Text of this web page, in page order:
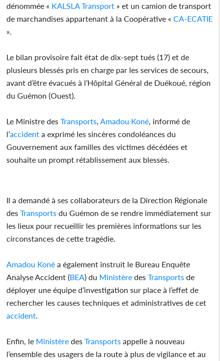
dénommée « KALSLA Transport » et un camion de transport
de marchandises appartenant à la Coopérative «CA-ECATIE
».
Le bilan provisoire fait état de dix-sept tués (17) et de
plusieurs blessés pris en charge par les services de secours,
avant d’être évacués à l’Hôpital Général de Duékoué, région
du Guémon (Ouest).
Le Ministre desTransports Amadou Koné , informé de
l’accident a exprimé les sincères condoléances du
Gouvernement aux familles des victimes décédées et
souhaite un prompt rétablissement aux blessés.
Il a demandé à ses collaborateurs de la Direction Régionale
desTransports du Guémon de se rendre immédiatement sur
les lieux pour recueillir les premières informations sur les
circonstances de cette tragédie.
Amadou Koné a également instruit le Bureau Enquête
Analyse Accident (BEA) du Ministère desTransports de
déployer une équipe d’investigation sur place à l’effet de
rechercher les causes techniques et administratives de cet
accident
Enfin, le Ministère desTransports appelle à nouveau
l’ensemble des usagers de la route à plus de vigilance et au